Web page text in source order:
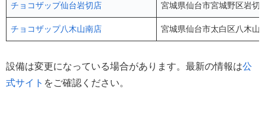
チョコザップ仙台岩切店 宮城県仙台市宮城野区岩
チョコザップ八木山南店 宮城県仙台市太白区八木
設備は変更になっている場合があります。最新の情報は公
式サイト をご確認ください。